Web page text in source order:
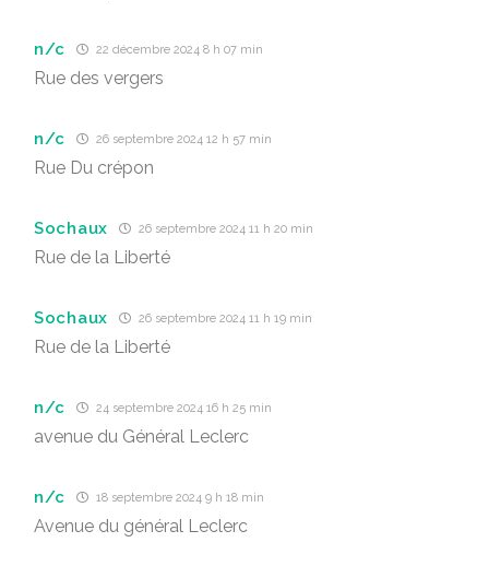
n/c 22 décembre 2024 8 h 07 min
Rue des vergers
n/c 26 septembre 2024 12 h 57 min
Rue Du crépon
Sochaux 26 septembre 2024 11 h 20 min
Rue de la Liberté
Sochaux 26 septembre 2024 11 h 19 min
Rue de la Liberté
n/c 24 septembre 2024 16 h 25 min
avenue du Général Leclerc
n/c 18 septembre 2024 9 h 18 min
Avenue du général Leclerc